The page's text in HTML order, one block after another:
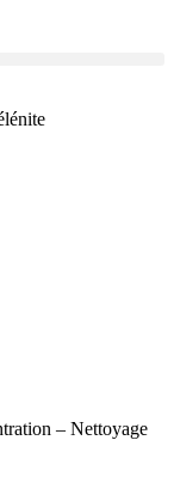
– Nettoyage